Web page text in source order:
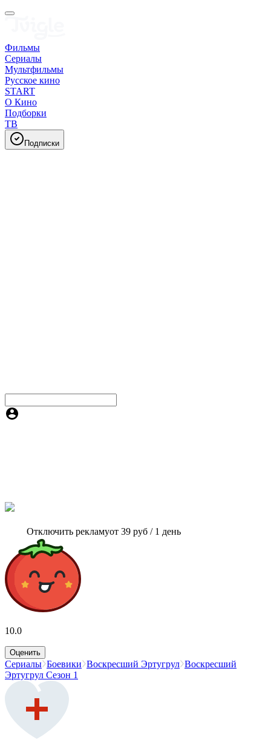
Фильмы
Сериалы
Мультфильмы
Русское кино
START
О Кино
Подборки
ТВ
Подписки
Отключить рекламуот 39 руб / 1 день
10.0
Оценить
Сериалы Боевики Воскресший Эртугрул Воскресший
Эртугрул Сезон 1